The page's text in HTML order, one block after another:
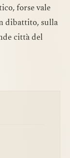
forse vale
dibattito, sulla
città del